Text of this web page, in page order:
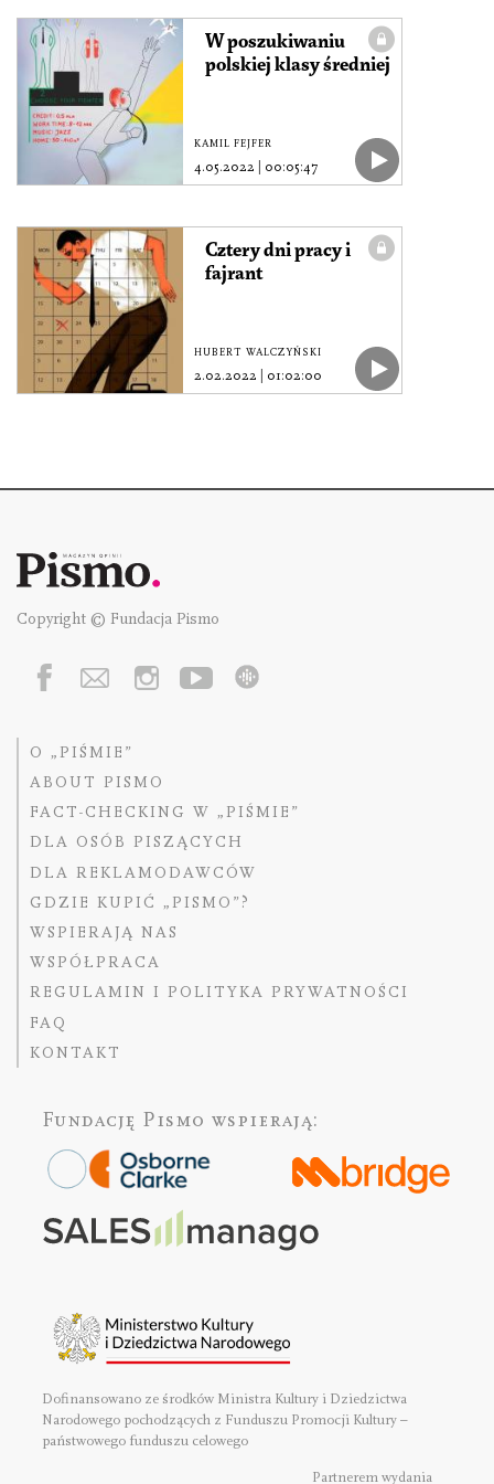
W poszukiwaniu
polskiej klasy średniej
KAMIL FEJFER
4.05.2022 00:05:47
Cztery dni pracy i
fajrant
HUBERT WALCZYŃSKI
2.02.2022 01:02:00
Copyright © Fundacja Pismo
O „PIŚMIE”
ABOUT PISMO
FACT-CHECKING W „PIŚMIE”
DLA OSÓB PISZĄCYCH
DLA REKLAMODAWCÓW
GDZIE KUPIĆ „PISMO”?
WSPIERAJĄ NAS
WSPÓŁPRACA
REGULAMIN I POLITYKA PRYWATNOŚCI
FAQ
KONTAKT
Fundację Pismo wspierają:
Dofinansowano ze środków Ministra Kultury i Dziedzictwa
Narodowego pochodzących z Funduszu Promocji Kultury –
państwowego funduszu celowego
Partnerem wydania